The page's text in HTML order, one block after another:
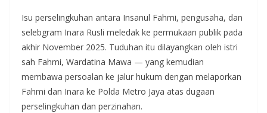
Isu perselingkuhan antara Insanul Fahmi, pengusaha, dan
selebgram Inara Rusli meledak ke permukaan publik pada
akhir November 2025. Tuduhan itu dilayangkan oleh istri
sah Fahmi, Wardatina Mawa — yang kemudian
membawa persoalan ke jalur hukum dengan melaporkan
Fahmi dan Inara ke Polda Metro Jaya atas dugaan
perselingkuhan dan perzinahan.